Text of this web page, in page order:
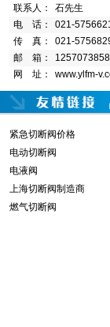
联系人：
石先生
电 话：
021-
传 真：
021-
邮 箱：
网 址：
www.ylfm-
紧急切断阀价格
电动切断阀
电液阀
上海切断阀制造商
燃气切断阀